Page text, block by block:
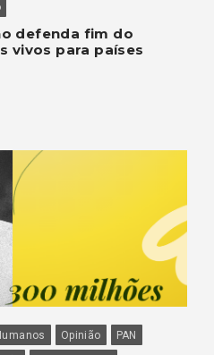
defenda fim do
vivos para países
Opinião
PAN